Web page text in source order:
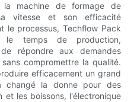
machine de formage de
vitesse et son efficacité
le processus, Techflow Pack
le temps de production,
répondre aux demandes
compromettre la qualité.
efficacement un grand
la donne pour des
et les boissons, l'électronique